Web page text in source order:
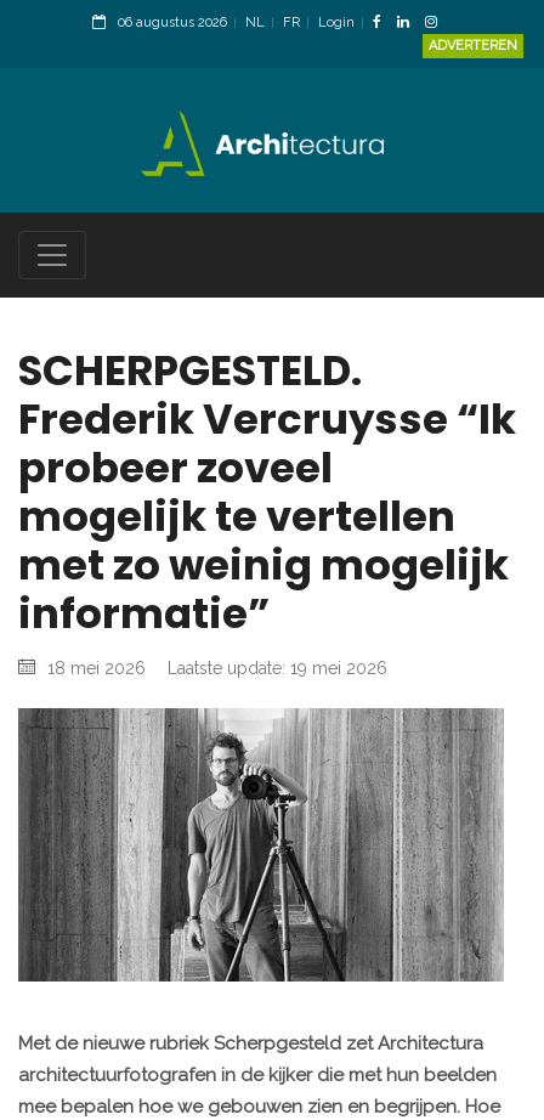
06 augustus 2026 NL FR
Login
ADVERTEREN
SCHERPGESTELD.
Frederik Vercruysse “Ik
probeer zoveel
mogelijk te vertellen
met zo weinig mogelijk
informatie”
18 mei 2026 Laatste update: 19 mei 2026
Met de nieuwe rubriek Scherpgesteld zet Architectura
architectuurfotografen in de kijker die met hun beelden
mee bepalen hoe we gebouwen zien en begrijpen. Hoe